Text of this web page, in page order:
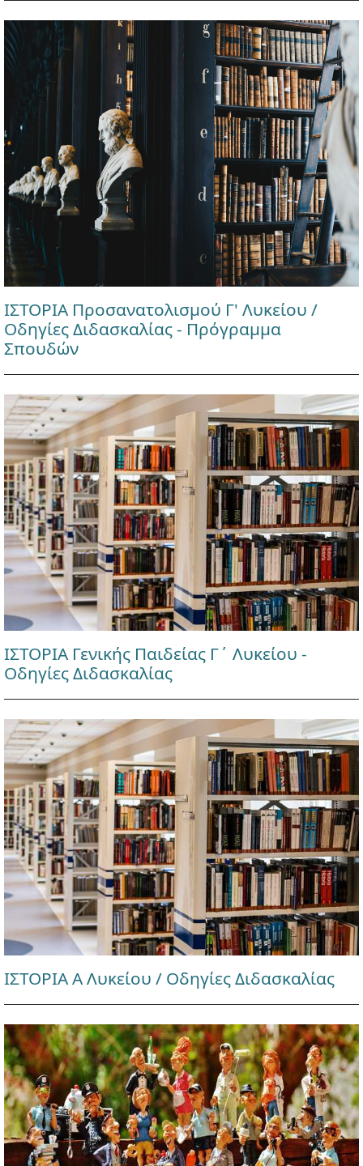
ΙΣΤΟΡΙΑ Προσανατολισμού Γ' Λυκείου /
Οδηγίες Διδασκαλίας - Πρόγραμμα
Σπουδών
ΙΣΤΟΡΙΑ Γενικής Παιδείας Γ΄ Λυκείου -
Οδηγίες Διδασκαλίας
ΙΣΤΟΡΙΑ Α Λυκείου / Οδηγίες Διδασκαλίας